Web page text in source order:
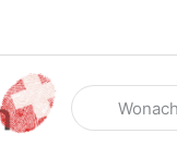
Geben Sie